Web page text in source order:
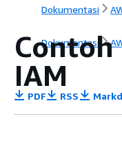
Dokumentasi
Dokumentasi
IAM
PDF RSS